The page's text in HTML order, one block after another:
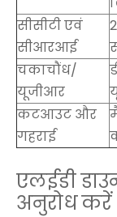
सीसीटी एवं
सीआरआई
चकाचौंध/
यूजीआर
कटआउट और
गहराई
एलईडी
अनुरोध करें